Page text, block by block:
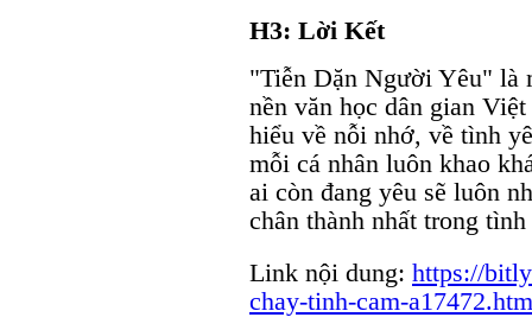
H3: Lời Kết
"Tiễn Dặn Người Yêu" là
nền văn học dân gian
hiểu về nỗi nhớ, về tình
mỗi cá nhân luôn khao
ai còn đang yêu sẽ luôn
chân thành nhất trong
Link nội dung: https://
chay-tinh-cam-